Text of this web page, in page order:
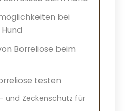
bei
Borreliose beim
testen
und Zeckenschutz für